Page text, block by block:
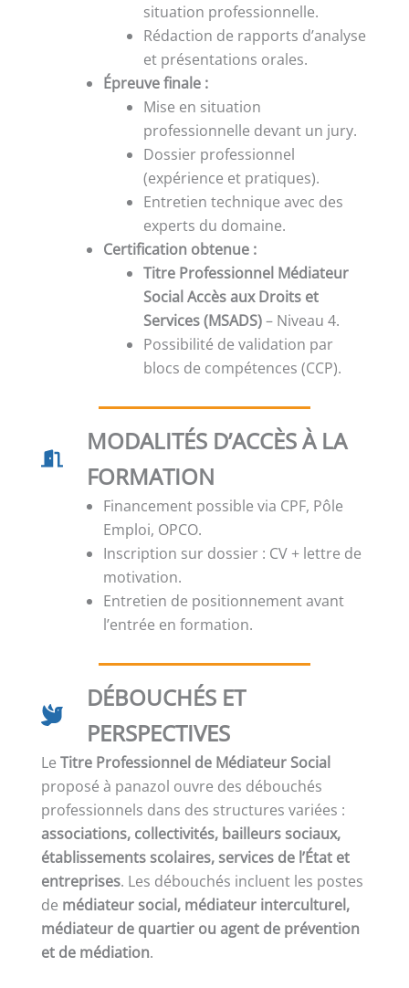
situation professionnelle.
Rédaction de rapports d’analyse
et présentations orales.
Épreuve finale :
Mise en situation
professionnelle devant un jury.
Dossier professionnel
(expérience et pratiques).
Entretien technique avec des
experts du domaine.
Certification obtenue :
Titre Professionnel Médiateur
Social Accès aux Droits et
Services (MSADS)– Niveau 4.
Possibilité de validation par
blocs de compétences (CCP).
MODALITÉS D’ACCÈS À LA
FORMATION
Financement possible via CPF, Pôle
Emploi, OPCO.
Inscription sur dossier : CV + lettre de
motivation.
Entretien de positionnement avant
l’entrée en formation.
DÉBOUCHÉS ET
PERSPECTIVES
Le Titre Professionnel de Médiateur Social
proposé à panazol ouvre des débouchés
professionnels dans des structures variées :
associations, collectivités, bailleurs sociaux,
établissements scolaires, services de l’État et
entreprises. Les débouchés incluent les postes
de médiateur social, médiateur interculturel,
médiateur de quartier ou agent de prévention
et de médiation.